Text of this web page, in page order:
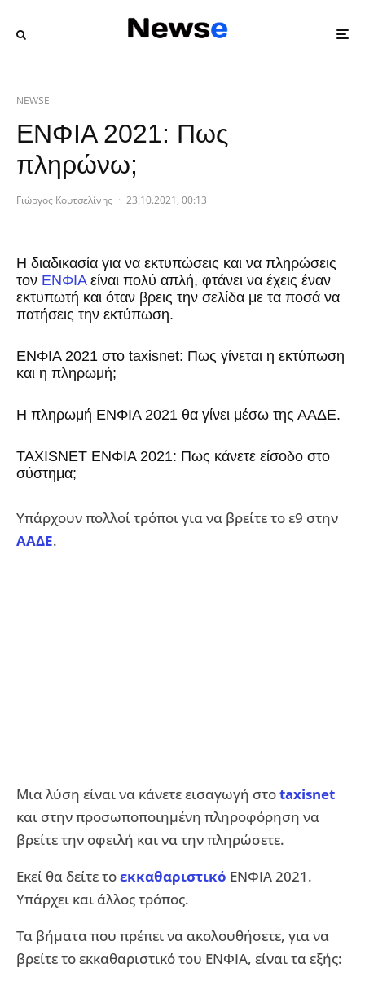
NEWSE
ΕΝΦΙΑ 2021: Πως
πληρώνω;
Γιώργος Κουτσελίνης · 23.10.2021, 00:13
Η διαδικασία για να εκτυπώσεις και να πληρώσεις
τον ΕΝΦΙΑείναι πολύ απλή, φτάνει να έχεις έναν
εκτυπωτή και όταν βρεις την σελίδα με τα ποσά να
πατήσεις την εκτύπωση.
ΕΝΦΙΑ 2021 στο taxisnet: Πως γίνεται η εκτύπωση
και η πληρωμή;
Η πληρωμή ΕΝΦΙΑ 2021 θα γίνει μέσω της ΑΑΔΕ.
TAXISNET ΕΝΦΙΑ 2021: Πως κάνετε είσοδο στο
σύστημα;
Υπάρχουν πολλοί τρόποι για να βρείτε το ε9 στην
ΑΑΔΕ.
Μια λύση είναι να κάνετε εισαγωγή στοtaxisnet
και στην προσωποποιημένη πληροφόρηση να
βρείτε την οφειλή και να την πληρώσετε.
Εκεί θα δείτε τοεκκαθαριστικό ΕΝΦΙΑ 2021.
Υπάρχει και άλλος τρόπος.
Τα βήματα που πρέπει να ακολουθήσετε, για να
βρείτε το εκκαθαριστικό του ΕΝΦΙΑ, είναι τα εξής: